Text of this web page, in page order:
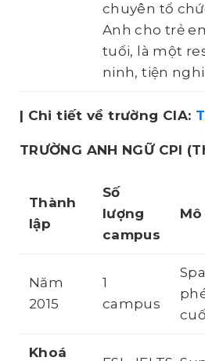
chuyên tổ
Anh cho trẻ
tuổi, là một
ninh, tiện
| Chi tiết về trường CIA:
TRƯỜNG ANH NGỮ CPI
Thành
lập
Số
lượng
campus
Năm
2015
1
campus
Khoá